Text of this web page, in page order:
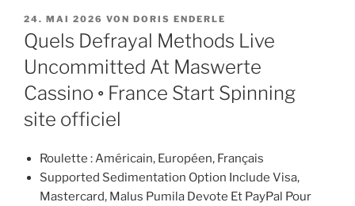
VERÖFFENTLICHT
AM
24. MAI 2026 VON DORIS ENDERLE
Quels Defrayal Methods Live
Uncommitted At Maswerte
Cassino ◦ France Start Spinning
site officiel
Roulette : Américain, Européen, Français
Supported Sedimentation Option Include Visa,
Mastercard, Malus Pumila Devote Et PayPal Pour